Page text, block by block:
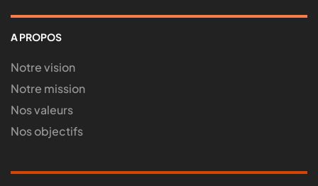
A PROPOS
Notre vision
Notre mission
Nos valeurs
Nos objectifs